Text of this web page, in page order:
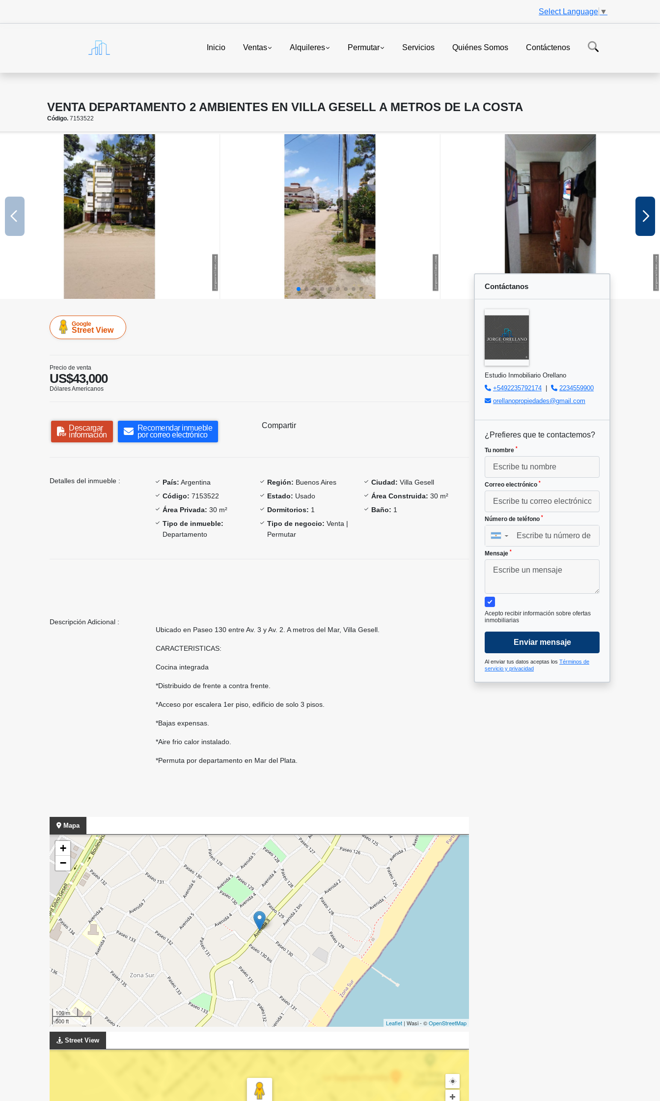
Select Language ▼
Inicio Ventas Alquileres Permutar Servicios Quiénes Somos Contáctenos
VENTA DEPARTAMENTO 2 AMBIENTES EN VILLA GESELL A METROS DE LA COSTA
Código. 7153522
Google
Street View
Precio de venta
US$43,000
Dólares Americanos
Descargar
información
Recomendar inmueble
por correo electrónico
Compartir
Detalles del inmueble : País: Argentina Región: Buenos Aires Ciudad: Villa Gesell
Código: 7153522 Estado: Usado Área Construida: 30 m²
Área Privada: 30 m² Dormitorios: 1 Baño: 1
Tipo de inmueble:
Departamento
Tipo de negocio: Venta |
Permutar
Descripción Adicional :
Ubicado en Paseo 130 entre Av. 3 y Av. 2. A metros del Mar, Villa Gesell.
CARACTERISTICAS:
Cocina integrada
*Distribuido de frente a contra frente.
*Acceso por escalera 1er piso, edificio de solo 3 pisos.
*Bajas expensas.
*Aire frio calor instalado.
*Permuta por departamento en Mar del Plata.
Mapa
+
−
100 m
500 ft
Leaflet | Wasi - ©OpenStreetMap
Street View
Contáctanos
Estudio Inmobiliario Orellano
+5492235792174
2234559900
orellanopropiedades@gmail.com
¿Prefieres que te contactemos?
Tu nombre *
Correo electrónico *
Número de teléfono *
▼
Mensaje *
Acepto recibir información sobre ofertas
inmobiliarias
Enviar mensaje
Al enviar tus datos aceptas los Términos de
servicio y privacidad